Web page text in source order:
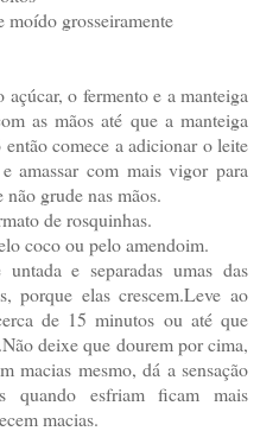
moído grosseiramente
o fermento e a manteiga
as mãos até que a manteiga
comece a adicionar o leite
amassar com mais vigor para
grude nas mãos.
de rosquinhas.
coco ou pelo amendoim.
e separadas umas das
porque elas crescem.Leve ao
de 15 minutos ou até que
deixe que dourem por cima,
macias mesmo, dá a sensação
quando esfriam ficam mais
macias.